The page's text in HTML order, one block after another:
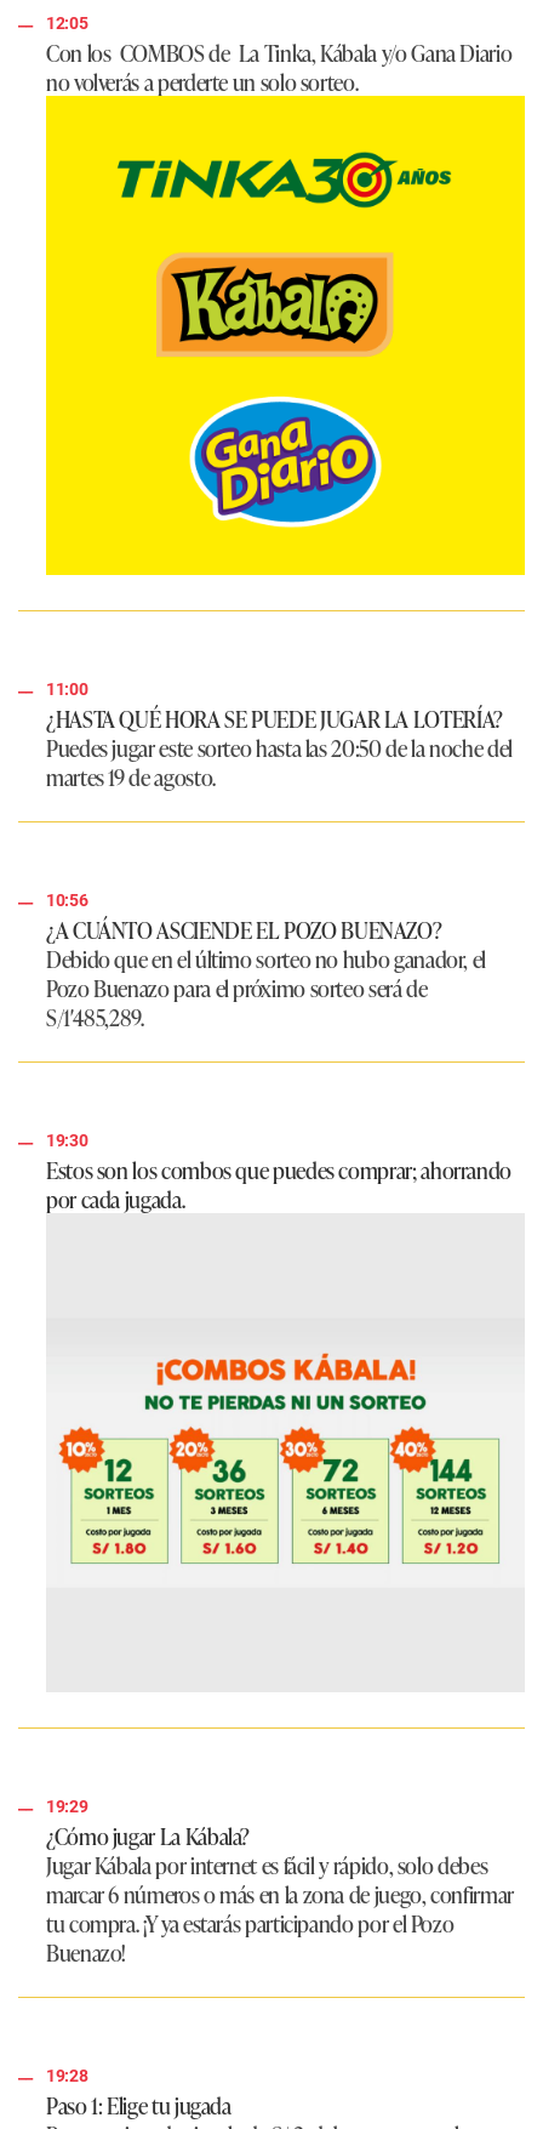
12:05
Con los COMBOSde La Tinka, Kábalay/oGana Diario
no volverás a perderte un solo sorteo.
11:00
¿HASTA QUÉ HORA SE PUEDE JUGAR LA LOTERÍA?
Puedes jugar este sorteo hasta las 20:50 de la noche del
martes 19 de agosto.
10:56
¿A CUÁNTO ASCIENDE EL POZO BUENAZO?
Debido que en el último sorteo no hubo ganador, el
Pozo Buenazo para el próximo sorteo será de
S/1′485,289.
19:30
Estos son los combos que puedes comprar; ahorrando
por cada jugada.
19:29
¿Cómo jugar La Kábala?
Jugar Kábala por internet es fácil y rápido, solo debes
marcar 6 números o más en la zona de juego, confirmar
tu compra. ¡Y ya estarás participando por el Pozo
Buenazo!
19:28
Paso 1: Elige tu jugada